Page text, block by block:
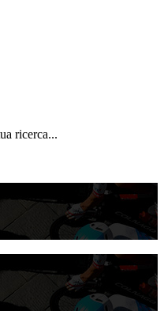
ricerca...